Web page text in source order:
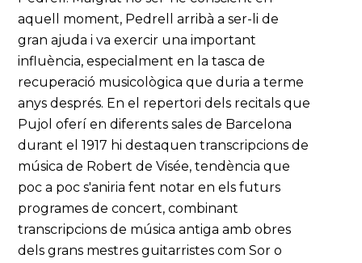
aquell moment, Pedrell arribà a ser-li de
gran ajuda i va exercir una important
influència, especialment en la tasca de
recuperació musicològica que duria a terme
anys després. En el repertori dels recitals que
Pujol oferí en diferents sales de Barcelona
durant el 1917 hi destaquen transcripcions de
música de Robert de Visée, tendència que
poc a poc s'aniria fent notar en els futurs
programes de concert, combinant
transcripcions de música antiga amb obres
dels grans mestres guitarristes com Sor o